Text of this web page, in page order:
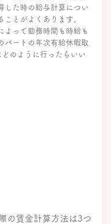
した時の給与計算につい
ことがよくあります。
よって勤務時間も時給も
パートの年次有給休暇取
のように行ったらいい
の賃金計算方法は3つ